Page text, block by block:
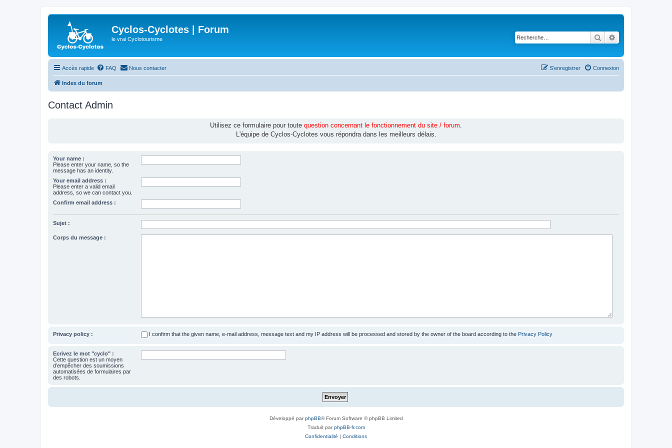
Cyclos-Cyclotes | Forum
le vrai Cyclotourisme Rechercher
Accès rapide FAQ Nous contacter Connexion
S’enregistrer
Index du forum
Contact Admin
Utilisez ce formulaire pour toute question concernant le fonctionnement du site / forum.
L'équipe de Cyclos-Cyclotes vous répondra dans les meilleurs délais.
Your name :
Please enter your name, so the
message has an identity.
Your email address :
Please enter a valid email
address, so we can contact you.
Confirm email address :
Sujet :
Corps du message :
Privacy policy : I confirm that the given name, e-mail address, message text and my IP address will be processed and stored by the owner of the board according to the Privacy Policy
Ecrivez le mot "cyclo" :
Cette question est un moyen
d’empêcher des soumissions
automatisées de formulaires par
des robots.
Développé parphpBB® Forum Software © phpBB Limited
Traduit parphpBB-fr.com
Confidentialité | Conditions